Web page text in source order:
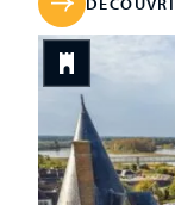
souhaitait faire
véritable
architecturale
polychromes et
Chamerolles
de Blois. Il garde
tracé fait […]